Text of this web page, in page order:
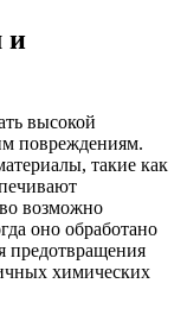
и
высокой
повреждениям.
такие как
возможно
оно обработано
предотвращения
химических